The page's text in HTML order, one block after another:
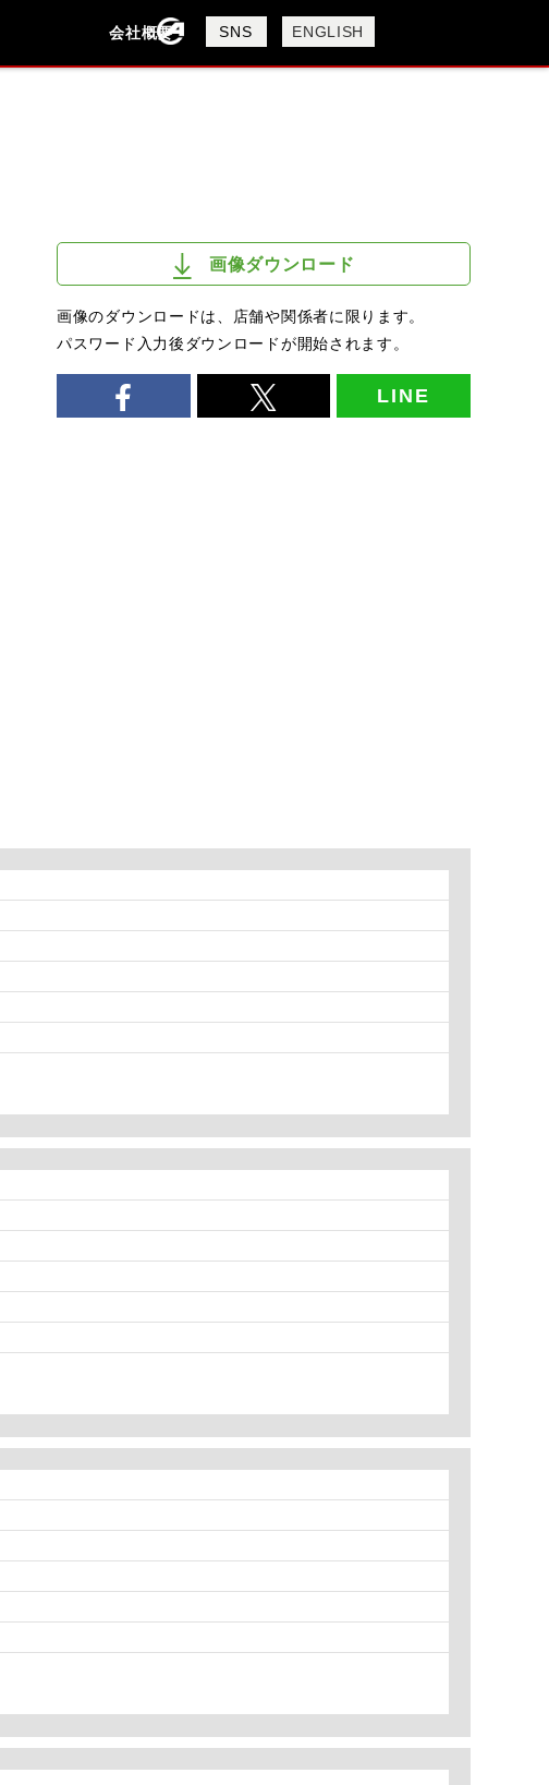
会社概要
会社概要
採用情報
SNS ENGLISH
画像ダウンロード
画像のダウンロードは、店舗や関係者に限ります。
パスワード入力後ダウンロードが開始されます。
LINE